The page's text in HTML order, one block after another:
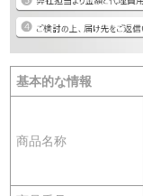
基本的な情報
商品名称